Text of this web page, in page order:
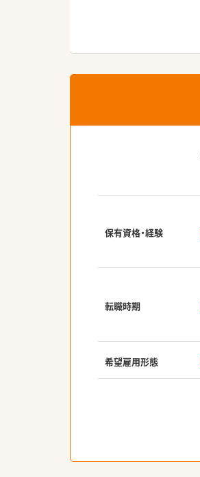
保有資格・経験
転職時期
希望雇用形態